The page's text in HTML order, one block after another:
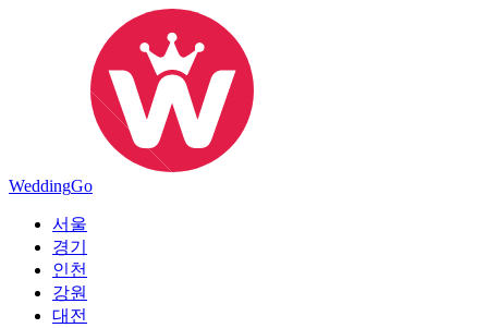
WeddingGo
서울
경기
인천
강원
대전